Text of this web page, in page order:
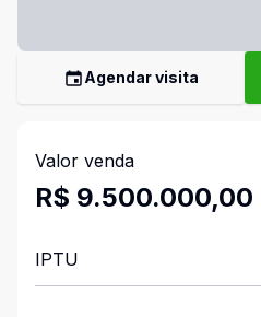
Agendar visita
Valor venda
R$ 9.500.000,00
IPTU